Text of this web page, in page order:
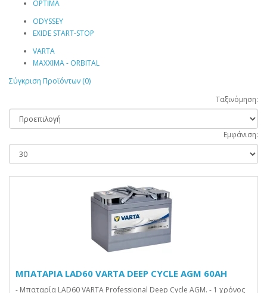
OPTIMA
ODYSSEY
EXIDE START-STOP
VARTA
MAXXIMA - ORBITAL
Σύγκριση Προϊόντων (0)
Ταξινόμηση:
Εμφάνιση:
ΜΠΑΤΑΡΙΑ LAD60 VARTA DEEP CYCLE AGM 60AH
- Μπαταρία LAD60 VARTA Professional Deep Cycle AGM. - 1 χρόνος